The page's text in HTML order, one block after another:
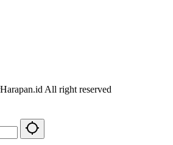
All right reserved